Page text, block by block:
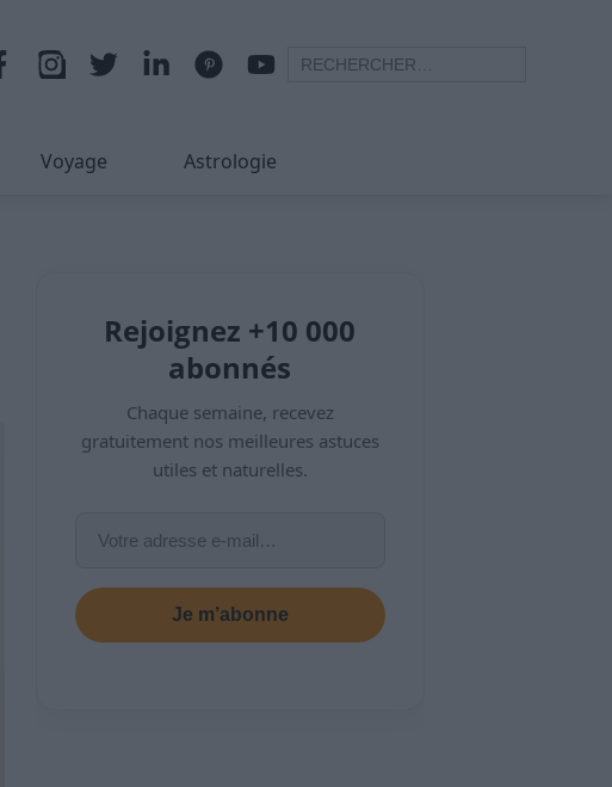
Voyage Astrologie
Rejoignez +10 000
abonnés
Chaque semaine, recevez
gratuitement nos meilleures astuces
utiles et naturelles.
Je m’abonne